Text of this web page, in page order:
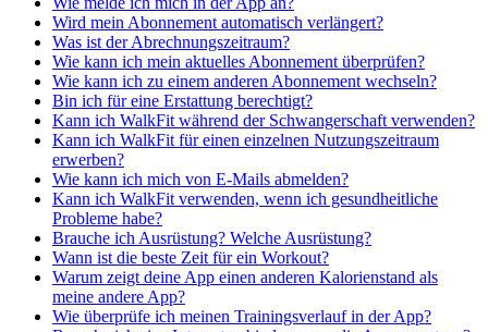
Wird mein Abonnement automatisch verlängert?
Was ist der Abrechnungszeitraum?
Wie kann ich mein aktuelles Abonnement überprüfen?
Wie kann ich zu einem anderen Abonnement wechseln?
Bin ich für eine Erstattung berechtigt?
Kann ich WalkFit während der Schwangerschaft verwenden?
Kann ich WalkFit für einen einzelnen Nutzungszeitraum
erwerben?
Wie kann ich mich von E-Mails abmelden?
Kann ich WalkFit verwenden, wenn ich gesundheitliche
Probleme habe?
Brauche ich Ausrüstung? Welche Ausrüstung?
Wann ist die beste Zeit für ein Workout?
Warum zeigt deine App einen anderen Kalorienstand als
meine andere App?
Wie überprüfe ich meinen Trainingsverlauf in der App?